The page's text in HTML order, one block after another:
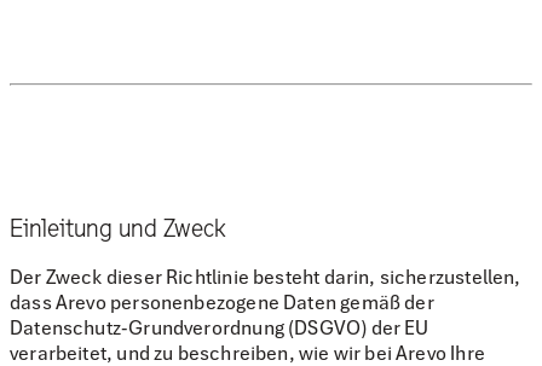
Einleitung und Zweck
Der Zweck dieser Richtlinie besteht darin, sicherzustellen,
dass Arevo personenbezogene Daten gemäß der
Datenschutz-Grundverordnung (DSGVO) der EU
verarbeitet, und zu beschreiben, wie wir bei Arevo Ihre